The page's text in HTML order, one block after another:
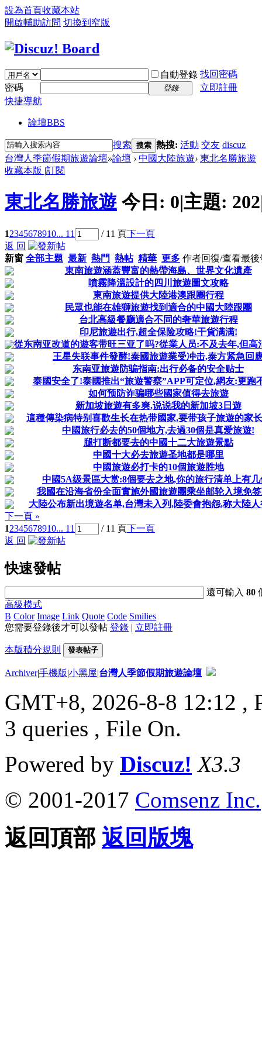
設為首頁收藏本站
開啟輔助訪問 切換到窄版
自動登錄 找回密碼
密碼
登錄
立即註冊
快捷導航
論壇BBS
搜索 搜索 熱搜: 活動 交友 discuz
台灣人季節假期旅遊論壇»論壇 › 中國大陸旅遊› 東北名勝旅遊
收藏本版 |訂閱
東北名勝旅遊 今日: 0|主題: 202
12345678910... 11 / 11 頁下一頁
返 回
新窗 全部主題 最新 熱門 熱帖 精華 更多 作者回復/查看最後
東南旅遊涵蓋豐富的熱帶海島、世界文化遺產
噴霧降溫設計的四川旅遊圖文攻略
東南旅遊提供大陸港澳跟團行程
民眾也能在雄獅旅遊找到適合的中國大陸跟團
台北高級餐廳適合不同的奢華旅遊行程
印尼旅遊出行,超全保险攻略!干貨满满!
從东南亚改道的遊客带旺三亚了吗?從業人员:不及去年,但高
王星失联事件發酵!泰國旅遊業受冲击,泰方紧急回
东南亚旅遊防骗指南:出行必备的安全贴士
泰國安全了!泰國推出“旅遊警察”APP可定位,網友:更跑
如何预防诈骗哪些國家值得去旅遊
新加坡旅遊有多爽,说说我的新加坡3日遊
這種傳染病特别喜歡生长在热带國家,要带孩子旅遊的家
中國旅行必去的50個地方,去過30個是真爱旅遊!
腿打断都要去的中國十二大旅遊景點
中國十大必去旅遊圣地都是哪里
中國旅遊必打卡的10個旅遊胜地
中國5A级景區大赏:8個要去之地,你的旅行清单上有几
我國在沿海省份全面實施外國旅遊團乘坐邮轮入境免
大陸公布新出境遊名单,台灣未入列,陸委會抱怨,称大陸
下一頁 »
12345678910... 11 / 11 頁下一頁
返 回
快速發帖
還可輸入80
高級模式
B Color Image Link Quote Code Smilies
您需要登錄後才可以發帖 登錄 | 立即註冊
本版積分規則 發表帖子
Archiver|手機版|小黑屋|台灣人季節假期旅遊論壇
GMT+8, 2026-8-8 12:12 ,
3 queries , File On.
Powered by Discuz! X3.3
© 2001-2017 Comsenz Inc.
返回頂部 返回版塊